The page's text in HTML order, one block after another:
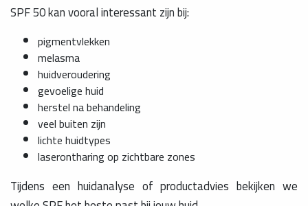
SPF 50 kan vooral interessant zijn bij:
pigmentvlekken
melasma
huidveroudering
gevoelige huid
herstel na behandeling
veel buiten zijn
lichte huidtypes
laserontharing op zichtbare zones
Tijdens een huidanalyse of productadvies bekijken we